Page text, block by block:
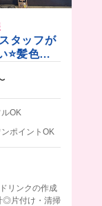
タッフが
⭐️髪色自
OK
ポイントOK
リンクの作成
◎片付け・清掃